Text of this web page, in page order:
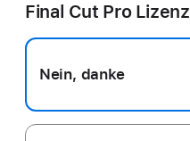
Final Cut Pro Lizenz
Nein, danke